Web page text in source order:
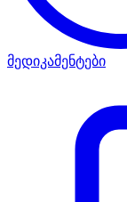
მედიკამენტები